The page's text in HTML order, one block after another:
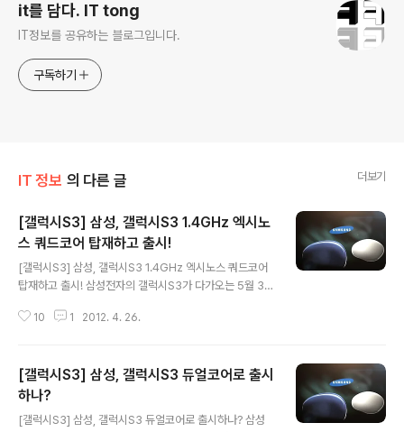
it를 담다. IT tong
IT정보를 공유하는 블로그입니다.
구독하기
IT 정보 의 다른 글 더보기
[갤럭시S3] 삼성, 갤럭시S3 1.4GHz 엑시노
스 쿼드코어 탑재하고 출시!
[갤럭시S3] 삼성, 갤럭시S3 1.4GHz 엑시노스 쿼드코어
탑재하고 출시! 삼성전자의 갤럭시S3가 다가오는 5월 3일
지난 23일 티저 영상이 공개되면서 출시가 코앞임을 실감
이드폰의 성능을 측정하는 인기 벤치마크 앱인 안투투(An
TuTu)에서 갤럭시S3의 스팩을 공개했는데, AnTuTu에
의하면 갤럭시S3는 1.4GHz 듀얼코어 엑시노스 4212 프
10 1 2012. 4. 26.
[갤럭시S3] 삼성, 갤럭시S3 듀얼코어로 출시
하나?
[갤럭시S3] 삼성, 갤럭시S3 듀얼코어로 출시하나? 삼성